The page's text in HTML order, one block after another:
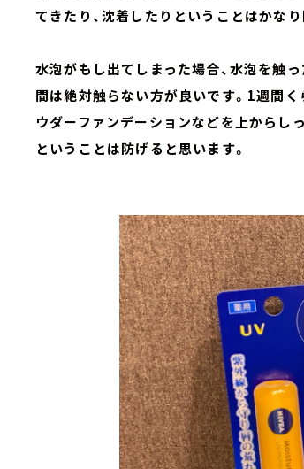
てきたり、沈着したりということはかなり
水泡がもし出てしまった場合、水泡を触
間は絶対触らない方が良いです。1週間
ウダーファンデーションなどを上からし
ということは防げると思います。